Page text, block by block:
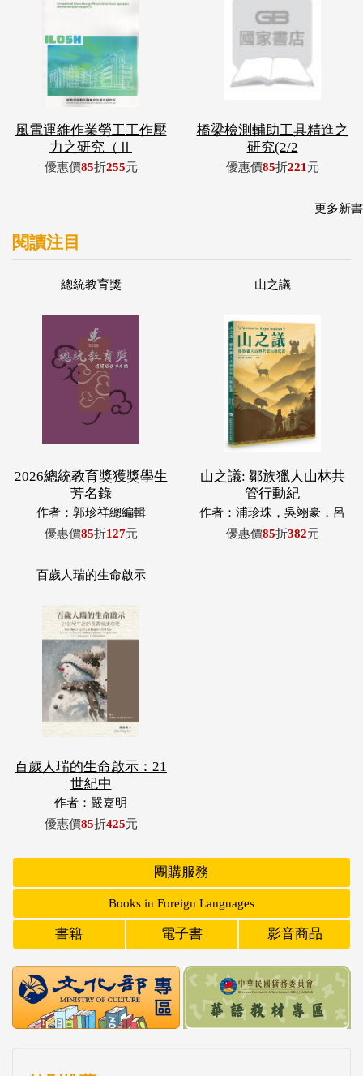
風電運維作業勞工工作壓
力之研究（Ⅱ
優惠價85折255元
橋梁檢測輔助工具精進之
研究(2/2
優惠價85折221 元
更多新書
閱讀注目
總統教育獎
2026總統教育獎獲獎學生
芳名錄
作者：郭珍祥總編輯
優惠價85折127元
山之議
山之議: 鄒族獵人山林共
管行動紀
作者：浦珍珠，吳翊豪，呂
翊齊，張惠東，許玉青，王
優惠價85折382元
百歲人瑞的生命啟示
百歲人瑞的生命啟示：21
世紀中
作者：嚴嘉明
優惠價85折425元
團購服務
Books in Foreign Languages
書籍 電子書 影音商品